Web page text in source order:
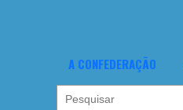
A CONFEDERAÇÃO